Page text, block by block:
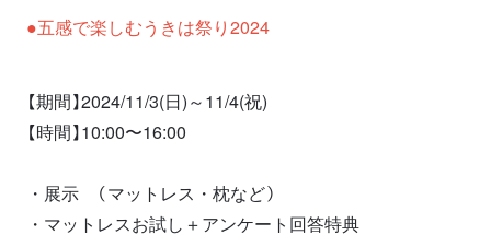
●五感で楽しむうきは祭り2024
【期間】2024/11/3(日)～11/4(祝)
【時間】10:00〜16:00
・展示 （マットレス・枕など）
・マットレスお試し＋アンケート回答特典